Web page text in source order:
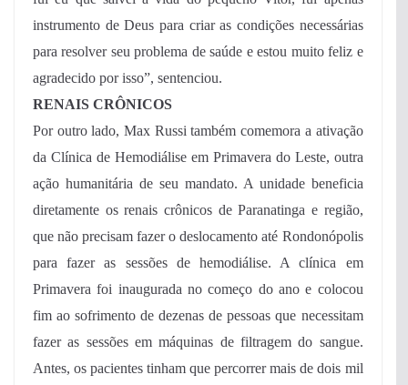
instrumento de Deus para criar as condições necessárias
para resolver seu problema de saúde e estou muito feliz e
agradecido por isso”, sentenciou.
RENAIS CRÔNICOS
Por outro lado, Max Russi também comemora a ativação
da Clínica de Hemodiálise em Primavera do Leste, outra
ação humanitária de seu mandato. A unidade beneficia
diretamente os renais crônicos de Paranatinga e região,
que não precisam fazer o deslocamento até Rondonópolis
para fazer as sessões de hemodiálise. A clínica em
Primavera foi inaugurada no começo do ano e colocou
fim ao sofrimento de dezenas de pessoas que necessitam
fazer as sessões em máquinas de filtragem do sangue.
Antes, os pacientes tinham que percorrer mais de dois mil